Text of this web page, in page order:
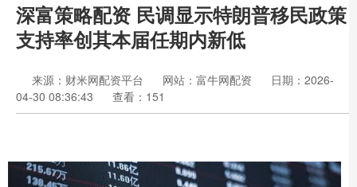
深富策略配资 民调显示特朗普移民政策
支持率创其本届任期内新低
来源：财米网配资平台 网站：富牛网配资
日期：2026-
04-30 08:36:43
查看：151